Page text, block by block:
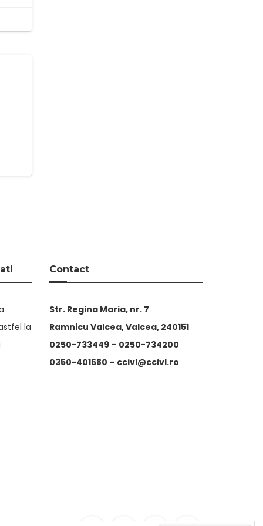
la
Contact
Str. Regina Maria, nr. 7
Ramnicu Valcea, Valcea, 240151
0250-733449 – 0250-734200
0350-401680 – ccivl@ccivl.ro